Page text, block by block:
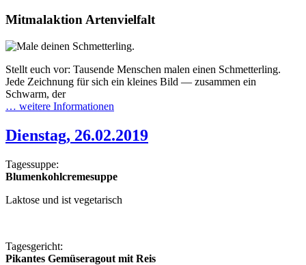
Mitmalaktion Artenvielfalt
Stellt euch vor: Tausende Menschen malen einen Schmetterling.
Jede Zeichnung für sich ein kleines Bild — zusammen ein
Schwarm, der
… weitere Informationen
Dienstag, 26.02.2019
Tagessuppe:
Laktose und ist vegetarisch
Tagesgericht:
Pikantes Gemüseragout mit Reis